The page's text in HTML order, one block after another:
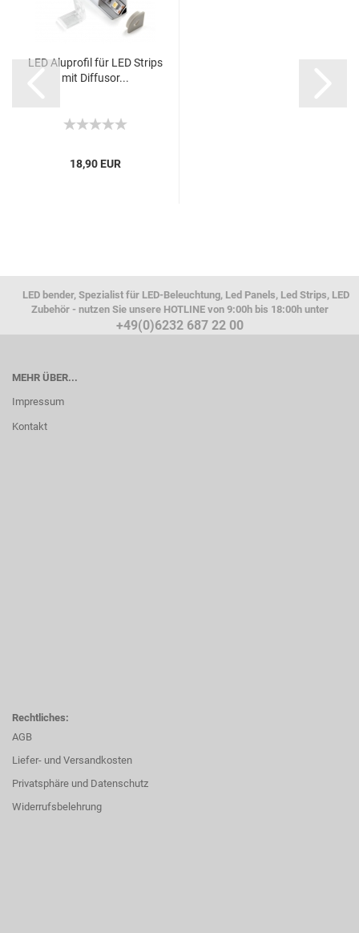
LED Aluprofil für LED Strips
mit Diffusor...
18,90 EUR
LED bender, Spezialist für LED-Beleuchtung, Led Panels, Led Strips, LED
Zubehör - nutzen Sie unsere HOTLINE von 9:00h bis 18:00h unter
+49(0)6232 687 22 00
MEHR ÜBER...
Impressum
Kontakt
Rechtliches:
AGB
Liefer- und Versandkosten
Privatsphäre und Datenschutz
Widerrufsbelehrung